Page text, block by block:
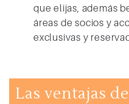
que elijas, además
áreas de socios y
exclusivas y
Las ventajas